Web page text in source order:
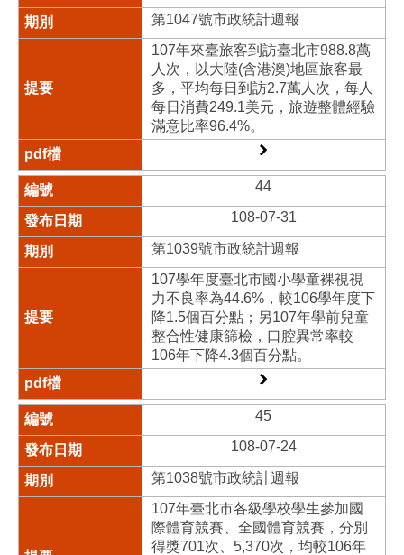
第1047號市政統計週報
107年來臺旅客到訪臺北市988.8萬
人次，以大陸(含港澳)地區旅客最
多，平均每日到訪2.7萬人次，每人
每日消費249.1美元，旅遊整體經驗
滿意比率96.4%。
44
108-07-31
第1039號市政統計週報
107學年度臺北市國小學童裸視視
力不良率為44.6%，較106學年度下
降1.5個百分點；另107年學前兒童
整合性健康篩檢，口腔異常率較
106年下降4.3個百分點。
45
108-07-24
第1038號市政統計週報
107年臺北市各級學校學生參加國
際體育競賽、全國體育競賽，分別
得獎701次、5,370次，均較106年